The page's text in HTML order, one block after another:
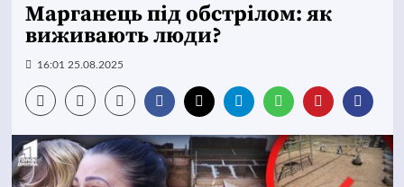
Марганець під обстрілом: як
виживають люди?
16:01 25.08.2025